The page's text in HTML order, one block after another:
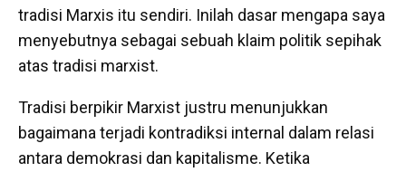
tradisi Marxis itu sendiri. Inilah dasar mengapa saya
menyebutnya sebagai sebuah klaim politik sepihak
atas tradisi marxist.
Tradisi berpikir Marxist justru menunjukkan
bagaimana terjadi kontradiksi internal dalam relasi
antara demokrasi dan kapitalisme. Ketika